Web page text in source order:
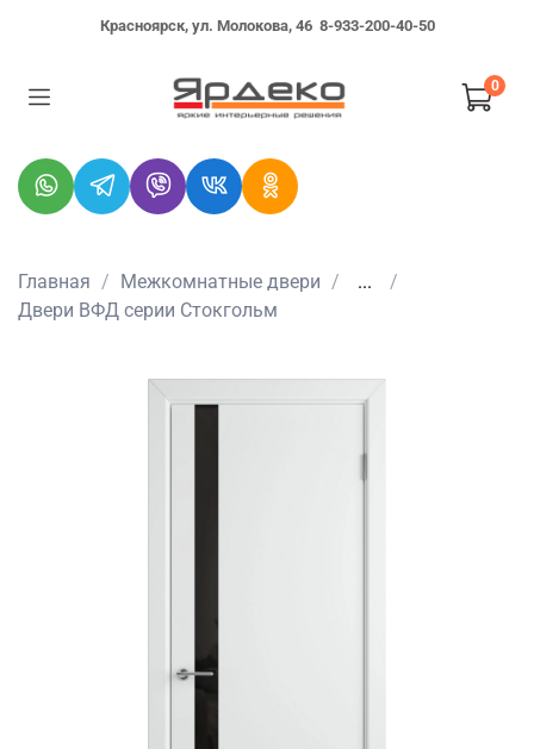
Красноярск, ул. Молокова, 46 8-933-200-40-50
0
Главная Межкомнатные двери
...
Двери ВФД серии Стокгольм